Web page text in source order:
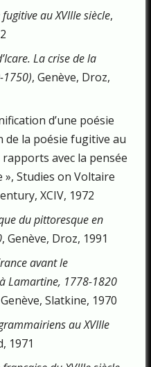
au XVIIIe siècle,
La crise de la
1750), Genève, Droz,
d’une poésie
de la poésie fugitive au
rapports avec la pensée
», Studies on Voltaire
XCIV, 1972
du pittoresque en
, Genève, Droz, 1991
avant le
Lamartine, 1778-1820
Slatkine, 1970
au XVIIIe
1971